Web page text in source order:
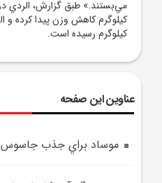
کيلوگرم رسيده است.
عناوین این صفحه
موساد براي جذب جاسوس